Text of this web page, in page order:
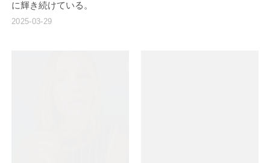
に輝き続けている。
2025-03-29